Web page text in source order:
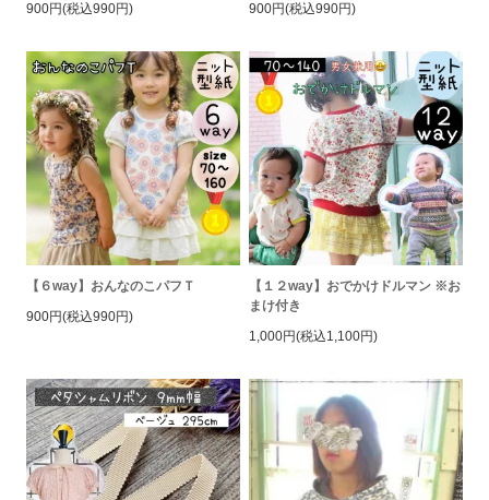
900円(税込990円)
900円(税込990円)
【６way】おんなのこパフＴ
900円(税込990円)
【１２way】おでかけドルマン ※お
まけ付き
1,000円(税込1,100円)